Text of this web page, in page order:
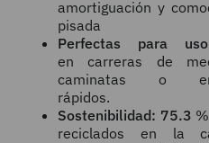
amortiguación y
pisada
Perfectas para
en carreras de
caminatas o
rápidos.
Sostenibilidad: 75.3
reciclados en la